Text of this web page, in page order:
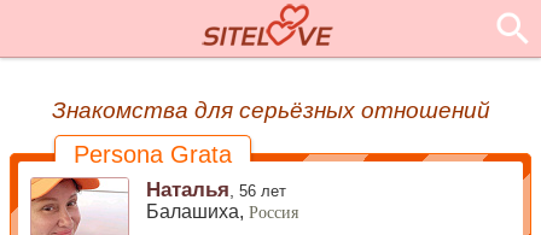
Знакомства для серьёзных отношений
Persona Grata
Наталья ,56 лет
Балашиха,Россия